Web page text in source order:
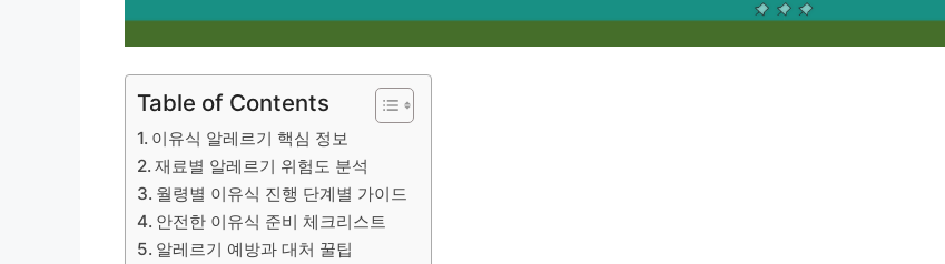
Table of Contents
이유식 알레르기 핵심 정보
재료별 알레르기 위험도 분석
월령별 이유식 진행 단계별 가이드
안전한 이유식 준비 체크리스트
알레르기 예방과 대처 꿀팁